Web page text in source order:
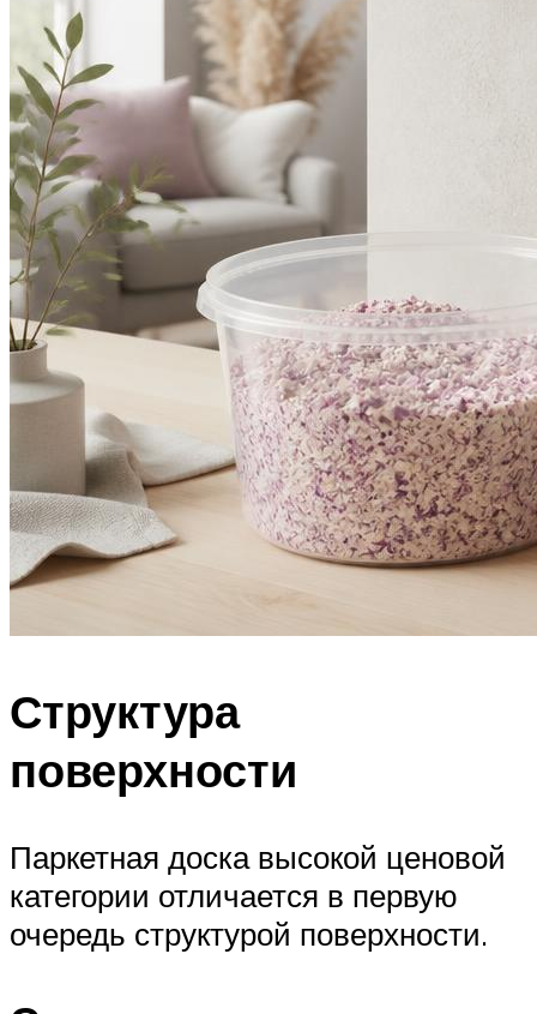
Структура
поверхности
Паркетная доска высокой ценовой
категории отличается в первую
очередь структурой поверхности.